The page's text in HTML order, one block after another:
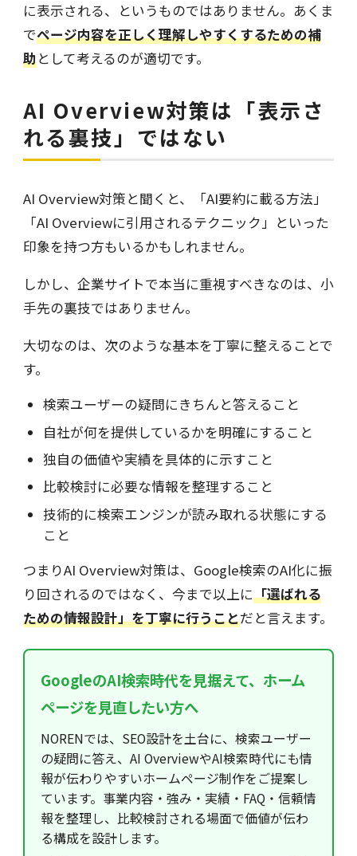
に表示される、というものではありません。あくま
でページ内容を正しく理解しやすくするための補
助として考えるのが適切です。
AI Overview対策は「表示さ
れる裏技」ではない
AI Overview対策と聞くと、「AI要約に載る方法」
「AI Overviewに引用されるテクニック」といった
印象を持つ方もいるかもしれません。
しかし、企業サイトで本当に重視すべきなのは、小
手先の裏技ではありません。
大切なのは、次のような基本を丁寧に整えることで
す。
検索ユーザーの疑問にきちんと答えること
自社が何を提供しているかを明確にすること
独自の価値や実績を具体的に示すこと
比較検討に必要な情報を整理すること
技術的に検索エンジンが読み取れる状態にする
こと
つまりAI Overview対策は、Google検索のAI化に振
り回されるのではなく、今まで以上に「選ばれる
ための情報設計」を丁寧に行うことだと言えます。
GoogleのAI検索時代を見据えて、ホーム
ページを見直したい方へ
NORENでは、SEO設計を土台に、検索ユーザー
の疑問に答え、AI OverviewやAI検索時代にも情
報が伝わりやすいホームページ制作をご提案し
ています。事業内容・強み・実績・FAQ・信頼情
報を整理し、比較検討される場面で価値が伝わ
る構成を設計します。